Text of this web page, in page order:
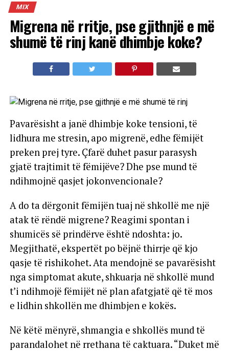
MIX
Migrena në rritje, pse gjithnjë e më
shumë të rinj kanë dhimbje koke?
Pavarësisht a janë dhimbje koke tensioni, të
lidhura me stresin, apo migrenë, edhe fëmijët
preken prej tyre. Çfarë duhet pasur parasysh
gjatë trajtimit të fëmijëve? Dhe pse mund të
ndihmojnë qasjet jokonvencionale?
A do ta dërgonit fëmijën tuaj në shkollë me një
atak të rëndë migrene? Reagimi spontan i
shumicës së prindërve është ndoshta: jo.
Megjithatë, ekspertët po bëjnë thirrje që kjo
qasje të rishikohet. Ata mendojnë se pavarësisht
nga simptomat akute, shkuarja në shkollë mund
t’i ndihmojë fëmijët në plan afatgjatë që të mos
e lidhin shkollën me dhimbjen e kokës.
Në këtë mënyrë, shmangia e shkollës mund të
parandalohet në rrethana të caktuara. “Duket më